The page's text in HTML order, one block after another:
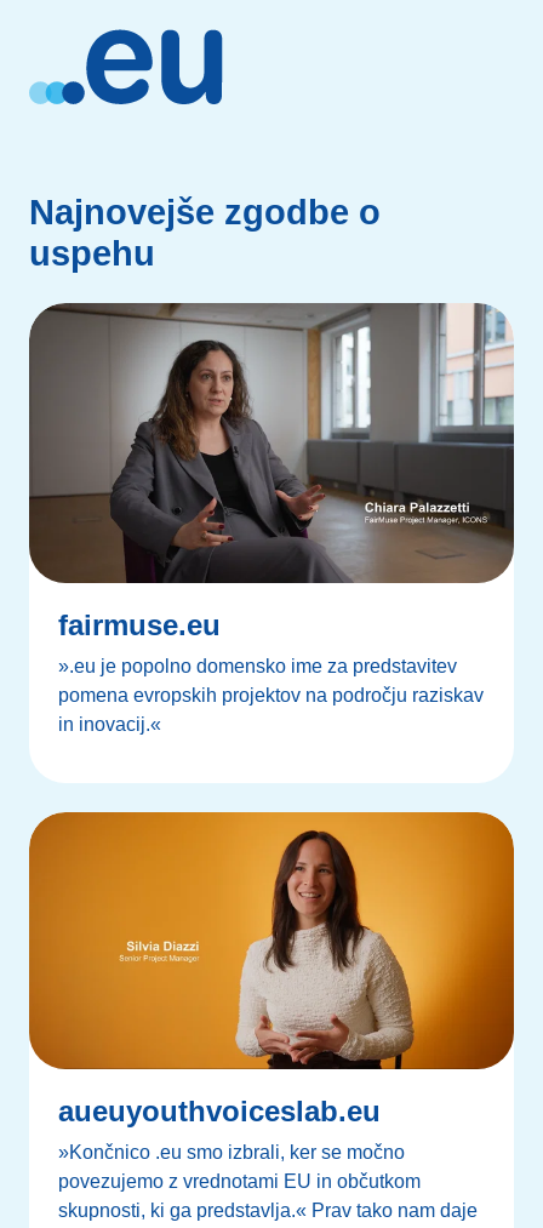
Najnovejše zgodbe o
uspehu
fairmuse.eu
».eu je popolno domensko ime za predstavitev
pomena evropskih projektov na področju raziskav
in inovacij.«
aueuyouthvoiceslab.eu
»Končnico .eu smo izbrali, ker se močno
povezujemo z vrednotami EU in občutkom
skupnosti, ki ga predstavlja.« Prav tako nam daje